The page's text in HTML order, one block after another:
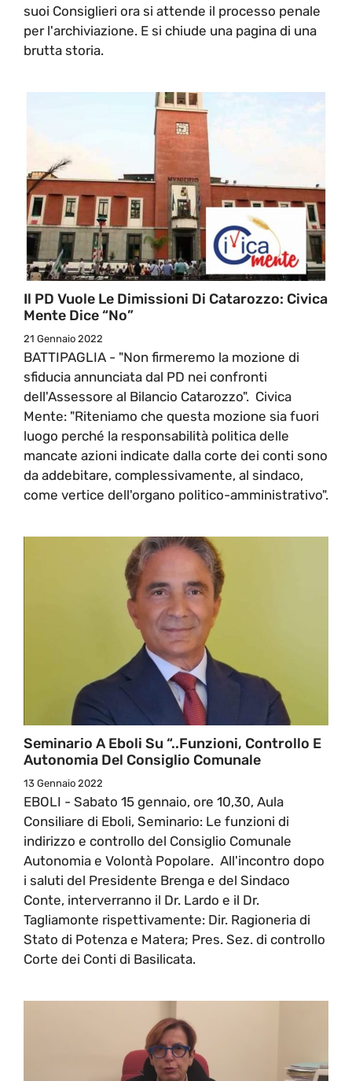
suoi Consiglieri ora si attende il processo penale
per l'archiviazione. E si chiude una pagina di una
brutta storia.
Il PD Vuole Le Dimissioni Di Catarozzo: Civica
Mente Dice “no”
21 Gennaio 2022
BATTIPAGLIA - "Non firmeremo la mozione di
sfiducia annunciata dal PD nei confronti
dell'Assessore al Bilancio Catarozzo". Civica
Mente: "Riteniamo che questa mozione sia fuori
luogo perché la responsabilità politica delle
mancate azioni indicate dalla corte dei conti sono
da addebitare, complessivamente, al sindaco,
come vertice dell'organo politico-amministrativo".
Seminario A Eboli Su “..funzioni, Controllo E
Autonomia Del Consiglio Comunale
13 Gennaio 2022
EBOLI - Sabato 15 gennaio, ore 10,30, Aula
Consiliare di Eboli, Seminario: Le funzioni di
indirizzo e controllo del Consiglio Comunale
Autonomia e Volontà Popolare. All'incontro dopo
i saluti del Presidente Brenga e del Sindaco
Conte, interverranno il Dr. Lardo e il Dr.
Tagliamonte rispettivamente: Dir. Ragioneria di
Stato di Potenza e Matera; Pres. Sez. di controllo
Corte dei Conti di Basilicata.